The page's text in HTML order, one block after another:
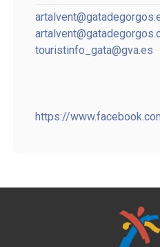
touristinfo_gata@gva.es
https://